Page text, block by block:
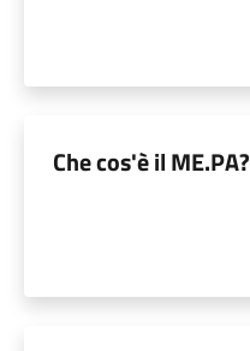
Che cos'è il ME.PA?